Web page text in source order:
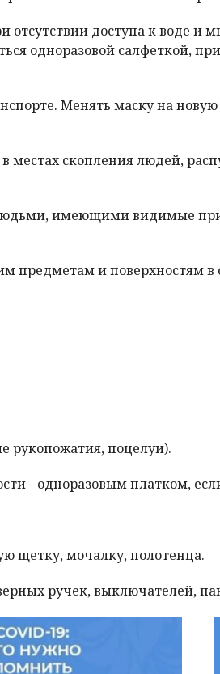
доступа к воде и
одноразовой салфеткой,
Менять маску на
скопления людей,
имеющими видимые
и поверхностям в
рукопожатия, поцелуи).
- одноразовым платком,
щетку, мочалку, полотенца.
ручек, выключателей,